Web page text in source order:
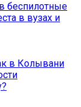
беспилотные
в вузах и
в Колывани